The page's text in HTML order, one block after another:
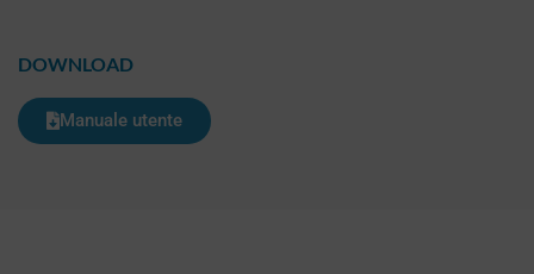
DOWNLOAD
Manuale utente